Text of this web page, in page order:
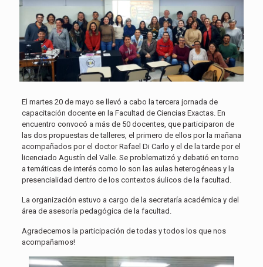
El martes 20 de mayo se llevó a cabo la tercera jornada de
capacitación docente en la Facultad de Ciencias Exactas. En
encuentro convocó a más de 50 docentes, que participaron de
las dos propuestas de talleres, el primero de ellos por la mañana
acompañados por el doctor Rafael Di Carlo y el de la tarde por el
licenciado Agustín del Valle. Se problematizó y debatió en torno
a temáticas de interés como lo son las aulas heterogéneas y la
presencialidad dentro de los contextos áulicos de la facultad.
La organización estuvo a cargo de la secretaría académica y del
área de asesoría pedagógica de la facultad.
Agradecemos la participación de todas y todos los que nos
acompañamos!